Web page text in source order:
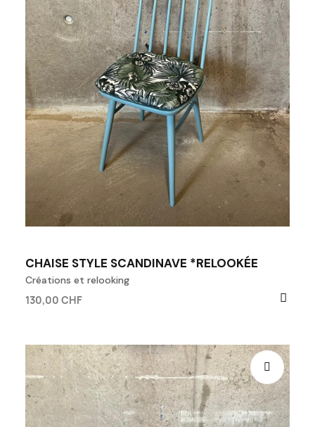
CHAISE STYLE SCANDINAVE *RELOOKÉE
Créations et relooking
130,00 CHF